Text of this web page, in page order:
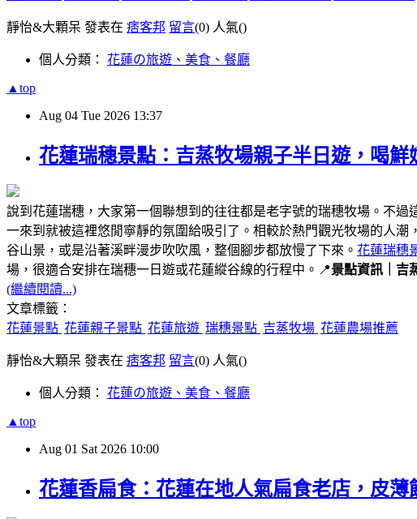
靜怡&大顆呆 發表在 痞客邦 留言(0) 人氣()
個人分類： 花蓮の旅遊、美食、餐廳
▲top
Aug 04 Tue 2026 13:37
花蓮瑞穗景點：吉蒸牧場親子半日遊，喝鮮
說到花蓮瑞穗，大家第一個聯想到的往往都是老字號的瑞穗牧場。不
一來到就被這裡悠閒寧靜的氛圍給吸引了。相較於熱門觀光牧場的人
谷山景，或是沿著溪畔漫步吹吹風，整個腳步都放慢了下來。 花蓮瑞穗
場，很適合安排在瑞穗一日遊或花蓮縱谷線的行程中。📍景點資訊｜吉
(繼續閱讀...)
文章標籤：
花蓮景點 花蓮親子景點 花蓮旅遊 瑞穗景點 吉蒸牧場 花蓮農場推薦
靜怡&大顆呆 發表在 痞客邦 留言(0) 人氣()
個人分類： 花蓮の旅遊、美食、餐廳
▲top
Aug 01 Sat 2026 10:00
花蓮香扁食：花蓮在地人氣扁食老店，皮薄